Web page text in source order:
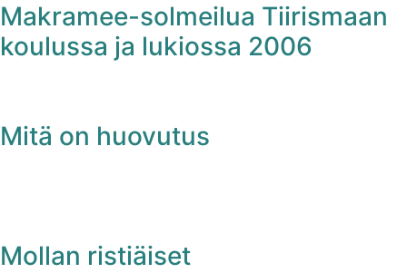
Makramee-solmeilua Tiirismaan
koulussa ja lukiossa 2006
Mitä on huovutus
Mollan ristiäiset